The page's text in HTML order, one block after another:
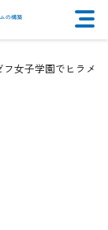
女子学園でヒラメ